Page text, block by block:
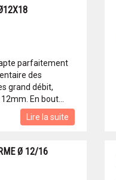
parfaitement
des
grand débit,
En bout...
Lire la suite
Ø 12/16